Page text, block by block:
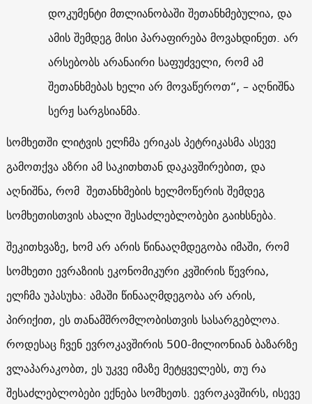
დოკუმენტი მთლიანობაში შეთანხმებულია, და
ამის შემდეგ მისი პარაფირება მოვახდინეთ. არ
არსებობს არანაირი საფუძველი, რომ ამ
შეთანხმებას ხელი არ მოვაწეროთ“, – აღნიშნა
სერჟ სარგსიანმა.
სომხეთში ლიტვის ელჩმა ერიკას პეტრიკასმა ასევე
გამოთქვა აზრი ამ საკითხთან დაკავშირებით, და
აღნიშნა, რომ შეთანხმების ხელმოწერის შემდეგ
სომხეთისთვის ახალი შესაძლებლობები გაიხსნება.
შეკითხვაზე, ხომ არ არის წინააღმდეგობა იმაში, რომ
სომხეთი ევრაზიის ეკონომიკური კვშირის წევრია,
ელჩმა უპასუხა: ამაში წინააღმდეგობა არ არის,
პირიქით, ეს თანამშრომლობისთვის სასარგებლოა.
როდესაც ჩვენ ევროკავშირის 500-მილიონიან ბაზარზე
ვლაპარაკობთ, ეს უკვე იმაზე მეტყველებს, თუ რა
შესაძლებლობები ექნება სომხეთს. ევროკავშირს, ისევე